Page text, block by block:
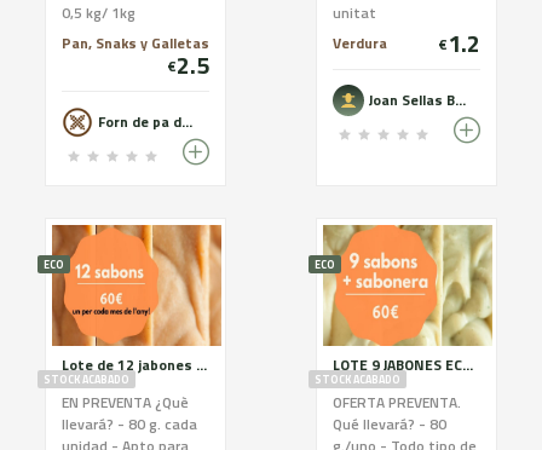
mínimo de 12 horas i
hecho con harina
molida a la piedra de
preferido, que surgió
como
conmemoración a
Integral a la piedra ;
Peso: 0,50 kg o 1 kg
Formato: Xusco o
barra ; Alergenos:
Gluten. Trazas:
Lactosa i sesamo.
Haz tu pedido en
nuestra web e
infórmate del envío
gratuito! :
0,5 kg/ 1kg
Pan, Snaks y Galletas
€2.5
Forn de pa de Les Avellanes
pone en las
ensaladas y en
hojas alargadas y
fáciles de limpiar.
unitat
Verdura
€1.2
Joan Sellas Boquet
STOCK ACABADO
ECO
Lote de 12 jabones ecológicos
EN PREVENTA ¿Què
llevará? - 80 g. cada
STOCK ACABADO
ECO
LOTE 9 JABONES ECOLÓGICOS Y JABONERA CERÁMICA
OFERTA PREVENTA.
Qué llevará? - 80